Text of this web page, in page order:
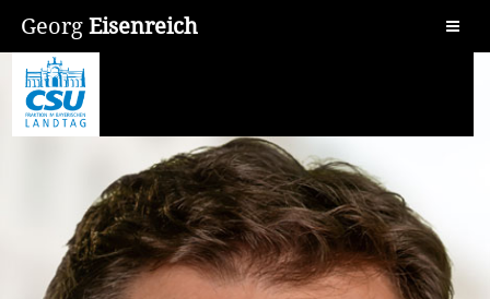
Georg Eisenreich